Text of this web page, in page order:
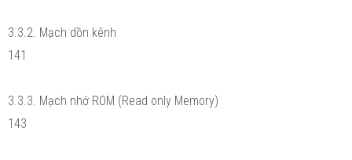
3.3.2. Mạch dồn kênh
141
3.3.3. Mạch nhớ ROM (Read only Memory)
143